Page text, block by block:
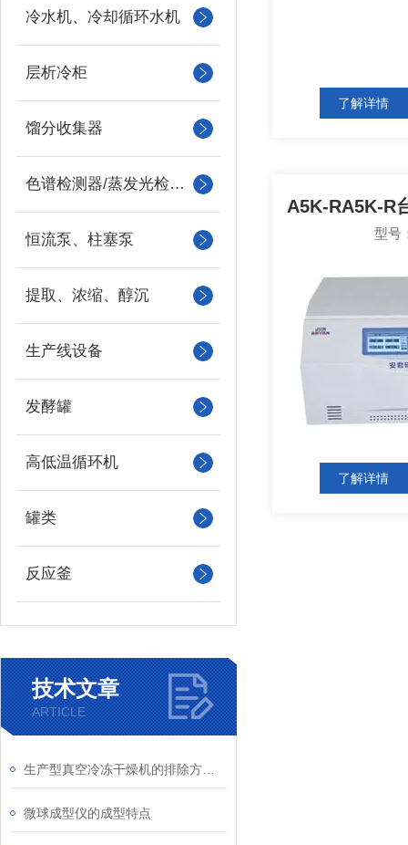
冷水机、冷却循环水机
层析冷柜
馏分收集器
色谱检测器/蒸发光检测器/紫外检测器
恒流泵、柱塞泵
提取、浓缩、醇沉
生产线设备
发酵罐
高低温循环机
罐类
反应釜
技术文章
ARTICLE
微球成型仪的成型特点
了解详情
型号
了解详情